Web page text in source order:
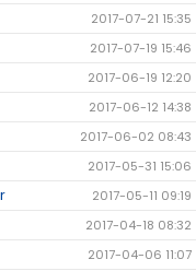
2017-07-21 15:35
2017-07-19 15:46
2017-06-19 12:20
2017-06-12 14:38
2017-06-02 08:43
2017-05-31 15:06
2017-05-11 09:19
2017-04-18 08:32
2017-04-06 11:07